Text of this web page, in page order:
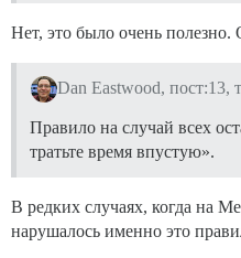
Нет, это было очень полезно.
Dan Eastwood, пост:13,
Правило на случай всех
тратьте время впустую».
В редких случаях, когда на
нарушалось именно это